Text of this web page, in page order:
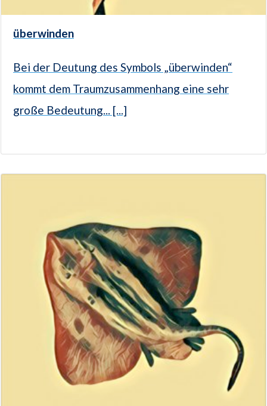
überwinden
Bei der Deutung des Symbols „überwinden“
kommt dem Traumzusammenhang eine sehr
große Bedeutung... [...]